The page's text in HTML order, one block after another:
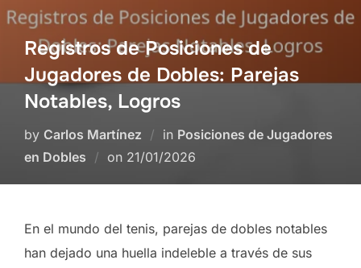
Registros de Posiciones de
Jugadores de Dobles: Parejas
Notables, Logros
by Carlos Martínez in Posiciones de Jugadores
en Dobles
on Posted
21/01/2026
En el mundo del tenis, parejas de dobles notables
han dejado una huella indeleble a través de sus